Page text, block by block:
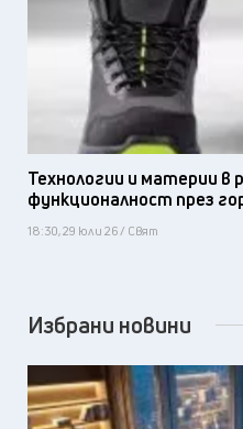
Технологии и материи
функционалност през
18:30, 29 юли 26 / Свят
Избрани новини